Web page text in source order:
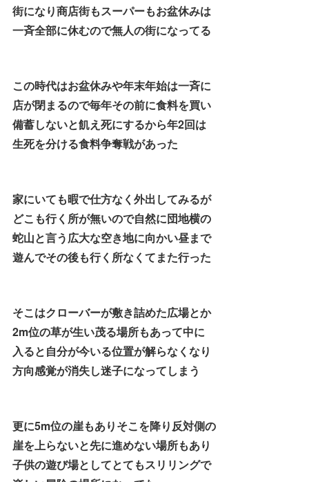
街になり商店街もスーパーもお盆休みは
一斉全部に休むので無人の街になってる
この時代はお盆休みや年末年始は一斉に
店が閉まるので毎年その前に食料を買い
備蓄しないと飢え死にするから年2回は
生死を分ける食料争奪戦があった
家にいても暇で仕方なく外出してみるが
どこも行く所が無いので自然に団地横の
蛇山と言う広大な空き地に向かい昼まで
遊んでその後も行く所なくてまた行った
そこはクローバーが敷き詰めた広場とか
2m位の草が生い茂る場所もあって中に
入ると自分が今いる位置が解らなくなり
方向感覚が消失し迷子になってしまう
更に5m位の崖もありそこを降り反対側の
崖を上らないと先に進めない場所もあり
子供の遊び場としてとてもスリリングで